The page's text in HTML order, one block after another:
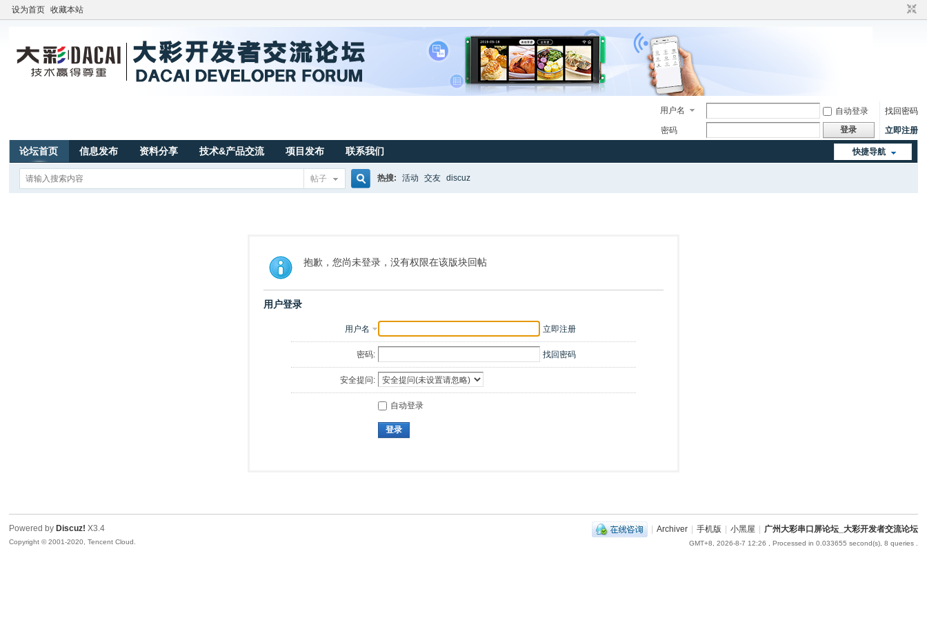
设为首页 收藏本站
用户名 自动登录
找回密码
密码
登录 立即注册
快捷导航
论坛首页 信息发布 资料分享 技术&产品交流 项目发布 联系我们
帖子
索
热搜: 活动 交友 discuz
抱歉，您尚未登录，没有权限在该版块回帖
用户登录
用户名 立即注册
密码: 找回密码
安全提问:
自动登录
登录
| Archiver | 手机版 | 小黑屋 | 广州大彩串口屏论坛_大彩开发者交流论坛
GMT+8, 2026-8-7 12:26 , Processed in 0.033655 second(s), 8 queries .
Powered by Discuz! X3.4
Copyright © 2001-2020, Tencent Cloud.